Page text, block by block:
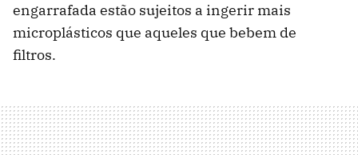
engarrafada estão sujeitos a ingerir mais
microplásticos que aqueles que bebem de
filtros.